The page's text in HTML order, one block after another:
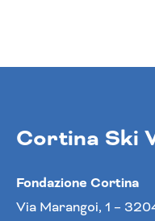
Cortina Ski
Fondazione Cortina
Via Marangoi, 1 –